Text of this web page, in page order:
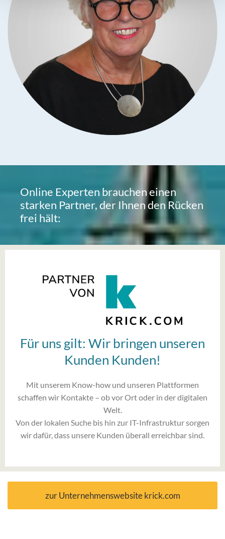
Online Experten brauchen einen
starken Partner, der Ihnen den Rücken
frei hält:
Für uns gilt: Wir bringen unseren
Kunden Kunden!
Mit unserem Know-how und unseren Plattformen
schaffen wir Kontakte – ob vor Ort oder in der digitalen
Welt.
Von der lokalen Suche bis hin zur IT-Infrastruktur sorgen
wir dafür, dass unsere Kunden überall erreichbar sind.
zur Unternehmenswebsite krick.com